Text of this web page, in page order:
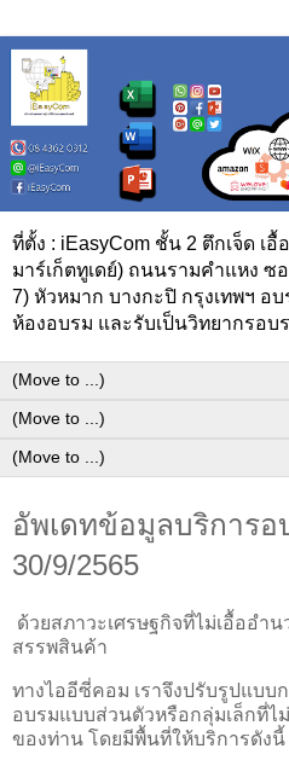
ที่ตั้ง : iEasyCom ชั้น 2 ตึกเจ็ด เ
มาร์เก็ตทูเดย์) ถนนรามคำแหง ซ
7) หัวหมาก บางกะปิ กรุงเทพฯ
ห้องอบรม และรับเป็นวิทยากรอบ
อัพเดทข้อมูลบริการ
30/9/2565
ด้วยสภาวะเศรษฐกิจที่ไม่เอื้ออำ
สรรพสินค้า
ทางไออีซี่คอม เราจึงปรับรูปแบบ
อบรมแบบส่วนตัวหรือกลุ่มเล็กที่ไ
ของท่าน โดยมีพื้นที่ให้บริการดังนี้